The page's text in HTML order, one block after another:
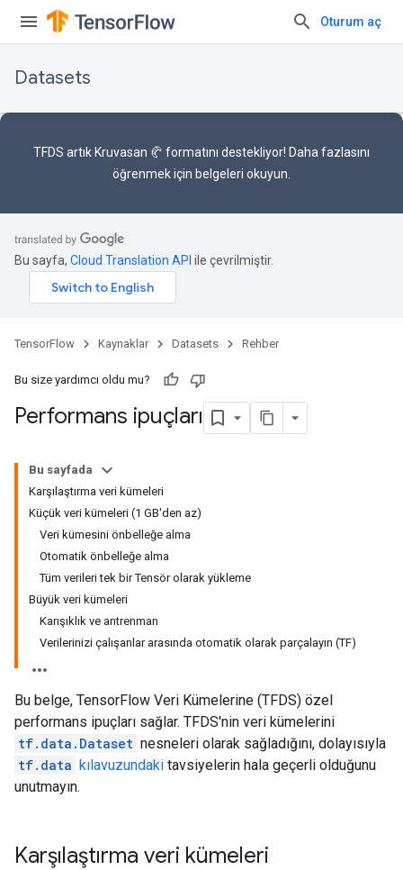
Oturum aç
Datasets
TFDS artık Kruvasan 🥐 formatını destekliyor! Daha fazlasını
öğrenmek için belgeleri okuyun.
Bu sayfa, Cloud Translation API ile çevrilmiştir.
TensorFlow Kaynaklar Datasets Rehber
Bu size yardımcı oldu mu?
Performans ipuçları
Bu sayfada
Karşılaştırma veri kümeleri
Küçük veri kümeleri (1 GB'den az)
Veri kümesini önbelleğe alma
Otomatik önbelleğe alma
Tüm verileri tek bir Tensör olarak yükleme
Büyük veri kümeleri
Karışıklık ve antrenman
Verilerinizi çalışanlar arasında otomatik olarak parçalayın (TF)
Bu belge, TensorFlow Veri Kümelerine (TFDS) özel
performans ipuçları sağlar. TFDS'nin veri kümelerini
tf.data.Dataset nesneleri olarak sağladığını, dolayısıyla
tf.data kılavuzundaki tavsiyelerin hala geçerli olduğunu
unutmayın.
Karşılaştırma veri kümeleri